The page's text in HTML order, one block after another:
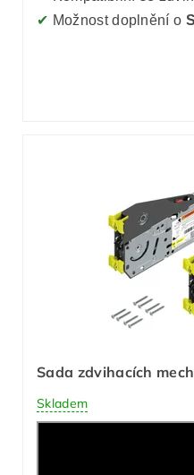
✔ Možnost doplnění o
Sada zdvihacích
Skladem